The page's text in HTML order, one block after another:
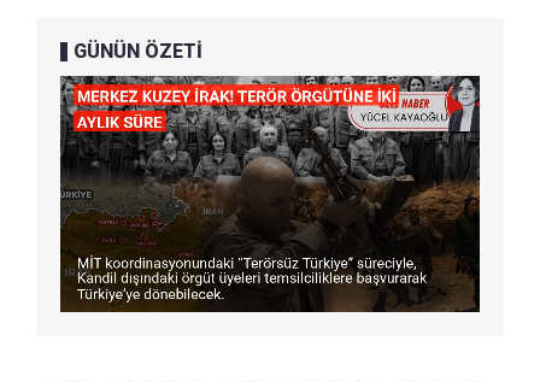
GÜNÜN ÖZETİ